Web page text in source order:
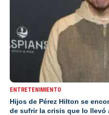
ENTRETENIMIENTO
Hijos de Pérez Hilton se
de sufrir la crisis que lo llevó